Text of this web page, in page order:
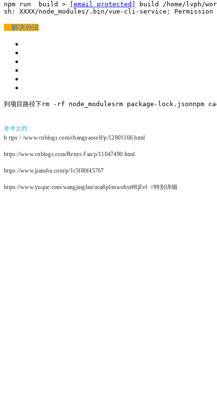
npm run  build > [email protected]
build /home/lvph/
sh : XXXX/node_modules/.bin/vue-cli-service: Permission
解决办法
到项目路径下rm -rf node_modules rm package-lock.jsonnpm
参考文档：
h ttps:/ /www.cnblogs.com/changyaoself/p/12801166.html
https://www.cnblogs.com/Renyi-Fan/p/11047490.html
https://www.jianshu.com/p/1c5f80f45767
https://www.yuque.com/wangjingfan/uca8pl/mwohyt#8jEvf //特别详细